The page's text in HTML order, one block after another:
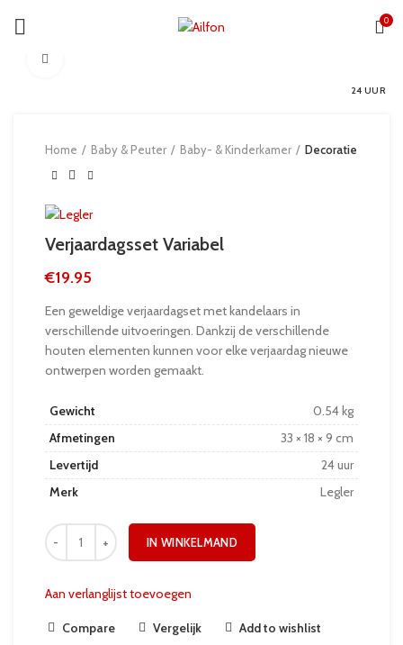
0
24 UUR
Home Baby & Peuter Baby- & Kinderkamer Decoratie
Verjaardagsset Variabel
€19.95
Een geweldige verjaardagset met kandelaars in
verschillende uitvoeringen. Dankzij de verschillende
houten elementen kunnen voor elke verjaardag nieuwe
ontwerpen worden gemaakt.
Gewicht
0.54 kg
Afmetingen
33 × 18 × 9 cm
Levertijd
24 uur
Merk
Legler
IN WINKELMAND
Aan verlanglijst toevoegen
Compare Vergelijk Add to wishlist